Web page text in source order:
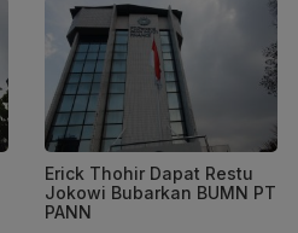
Erick Thohir Dapat Restu
Jokowi Bubarkan BUMN PT
PANN